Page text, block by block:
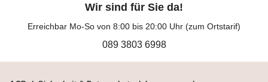
Wir sind für Sie da!
Erreichbar Mo-So von 8:00 bis 20:00 Uhr (zum Ortstarif)
089 3803 6998